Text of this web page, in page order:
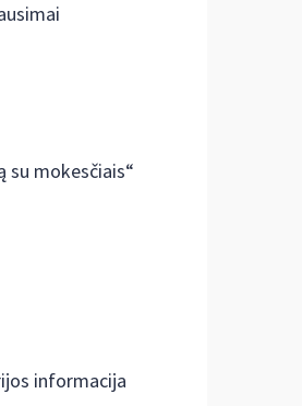
su mokesčiais“
informacija